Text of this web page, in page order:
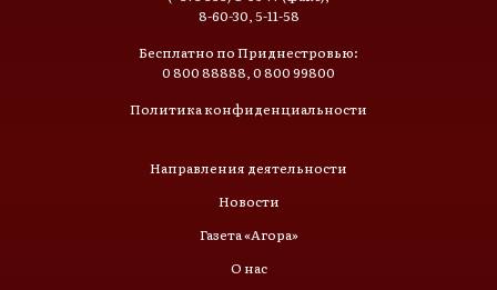
8-60-30, 5-11-58
Бесплатно по Приднестровью:
0 800 88888, 0 800 99800
Политика конфиденциальности
Направления деятельности
Новости
Газета «Агора»
О нас